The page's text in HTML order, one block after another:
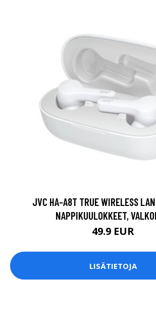
JVC HA-A8T TRUE WIRELESS
NAPPIKUULOKKEET,
49.9 EUR
LISÄTIETOJA